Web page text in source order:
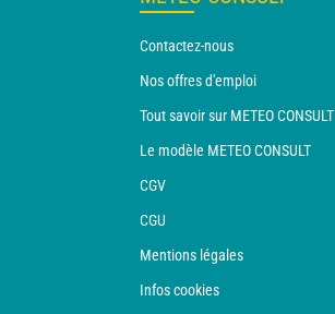
Contactez-nous
Nos offres d'emploi
Tout savoir sur METEO CONSULT
Le modèle METEO CONSULT
CGV
CGU
Mentions légales
Infos cookies